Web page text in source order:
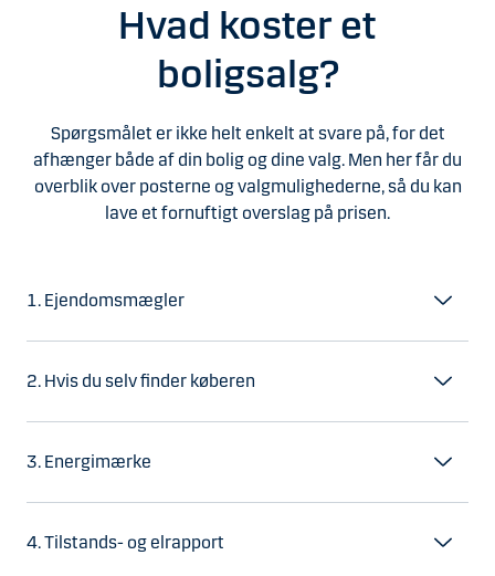
Hvad koster et
boligsalg?
Spørgsmålet er ikke helt enkelt at svare på, for det
afhænger både af din bolig og dine valg. Men her får du
overblik over posterne og valgmulighederne, så du kan
lave et fornuftigt overslag på prisen.
1. Ejendomsmægler
2. Hvis du selv finder køberen
3. Energimærke
4. Tilstands- og elrapport